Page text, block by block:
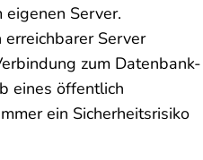
eigenen Server.
Server
zum Datenbank-
eines öffentlich
ein Sicherheitsrisiko